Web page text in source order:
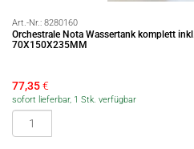
Art.-Nr.: 8280160
Orchestrale Nota Wassertank komplett
70X150X235MM
77,35€
sofort lieferbar, 1 Stk. verfügbar